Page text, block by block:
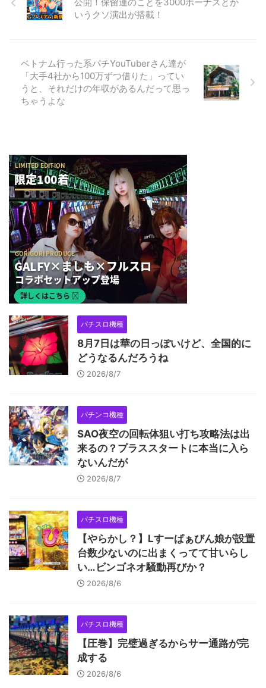
いうクソ演出が搭載！
ベトナム行った系パチYouTuberさん達が
「大手4社から100万ずつ借りた」ってい
うと、それだけの年収があるんだって思っ
ちゃうよな
パチスロ機種
8月7日は華の日っぽいけど、全国的に
どうなるんだろうね
2026/8/7
パチンコ機種
SAO夜空の回転体狙い打ち攻略法は出
来るの？プラススタートに本当に入ら
ないんだが
2026/8/7
パチスロ機種
【やらかし？】Lすーぱぁびん娘が設置
台数少ないのに出まくってて甘いらし
い…ビンゴネオ騒動再びか？
2026/8/6
パチスロ機種
【圧巻】完璧過ぎるからサー通路が完
成する
2026/8/6